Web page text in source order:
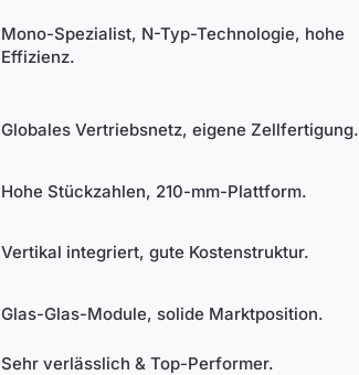
Mono-Spezialist, N-Typ-Technologie, hohe
Effizienz.
Globales Vertriebsnetz, eigene Zellfertigung.
Hohe Stückzahlen, 210-mm-Plattform.
Vertikal integriert, gute Kostenstruktur.
Glas-Glas-Module, solide Marktposition.
Sehr verlässlich & Top-Performer.